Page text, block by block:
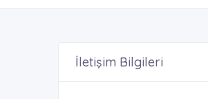
İletişim Bilgileri